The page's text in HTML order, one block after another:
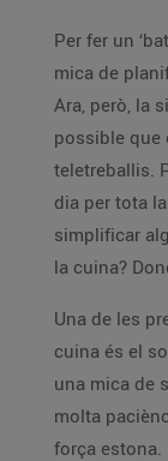
Per fer un
mica de
Ara, però, la
possible que
teletreballis.
dia per tota
simplificar
la cuina?
Una de les
cuina és el
una mica de
molta
força estona.